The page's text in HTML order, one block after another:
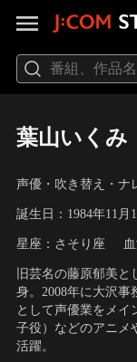
葉山いくみ
声優・吹き替え・ナ
誕生日：1984年11月
星座：さそり座
旧芸名の藤原郁美
身。2008年に大沢事
として声優業をメイ
子役）などのアニメ
活躍。